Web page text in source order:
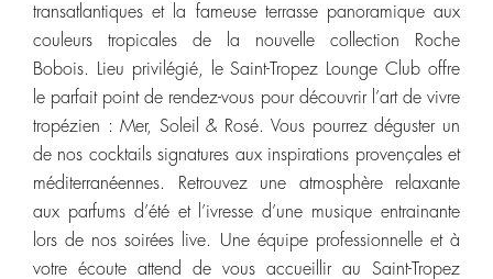
transatlantiques et la fameuse terrasse panoramique aux
couleurs tropicales de la nouvelle collection Roche
Bobois. Lieu privilégié, le Saint-Tropez Lounge Club offre
le parfait point de rendez-vous pour découvrir l’art de vivre
tropézien : Mer, Soleil & Rosé. Vous pourrez déguster un
de nos cocktails signatures aux inspirations provençales et
méditerranéennes. Retrouvez une atmosphère relaxante
aux parfums d’été et l’ivresse d’une musique entrainante
lors de nos soirées live. Une équipe professionnelle et à
votre écoute attend de vous accueillir au Saint-Tropez